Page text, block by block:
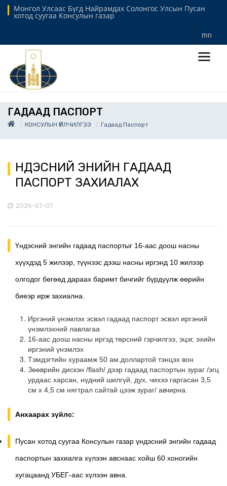
Монгол Улсаас Бүгд Найрамдах Солонгос Улсын Пусан
хотод суугаа Консулын газар
mn
ГАДААД ПАСПОРТ
КОНСУЛЫН ҮЙЛЧИЛГЭЭ Гадаад Паспорт
ҮНДЭСНИЙ ЭНИЙН ГАДААД
ПАСПОРТ ЗАХИАЛАХ
2026-07-07
Үндэсний энгийн гадаад паспортыг 16-аас доош насны
хүүхдэд 5 жилээр, түүнээс дээш насны иргэнд 10 жилээр
олгодог бөгөөд дараах баримт бичгийг бүрдүүлж өөрийн
биеэр ирж захиална.
Иргэний үнэмлэх эсвэл гадаад паспорт эсвэл иргэний
үнэмлэхний лавлагаа
16-аас доош насны иргэд төрсний гэрчилгээ, эцэг, эхийн
иргэний үнэмлэх
Тэмдэгтийн хураамж 50 ам.доллартой тэнцэх вон
Зөөврийн дискэн /flash/ дээр гадаад паспортын зураг /эгц
урдаас харсан, нүдний шилгүй, дух, чихээ гаргасан 3,5
см х 4,5 см нягтрал сайтай цээж зураг/ авчирна.
Анхаарах зүйлс:
Пусан хотод суугаа Консулын газар үндэсний энгийн гадаад
паспортын захиалга хүлээн авснаас хойш 60 хоногийн
хугацаанд УБЕГ-аас хүлээн авна.